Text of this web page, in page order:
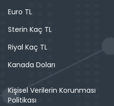
Euro TL
Sterin Kaç TL
Riyal Kaç TL
Kanada Doları
Kişisel Verilerin Korunması
Politikası